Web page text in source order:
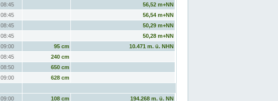
08:45
56,52 m+NN
08:45
56,54 m+NN
08:45
50,29 m+NN
08:45
50,28 m+NN
09:00 95 cm
10.471 m. ü. NHN
08:45
240 cm
08:50
650 cm
09:00
628 cm
09:00 108 cm
194.268 m. ü. NN